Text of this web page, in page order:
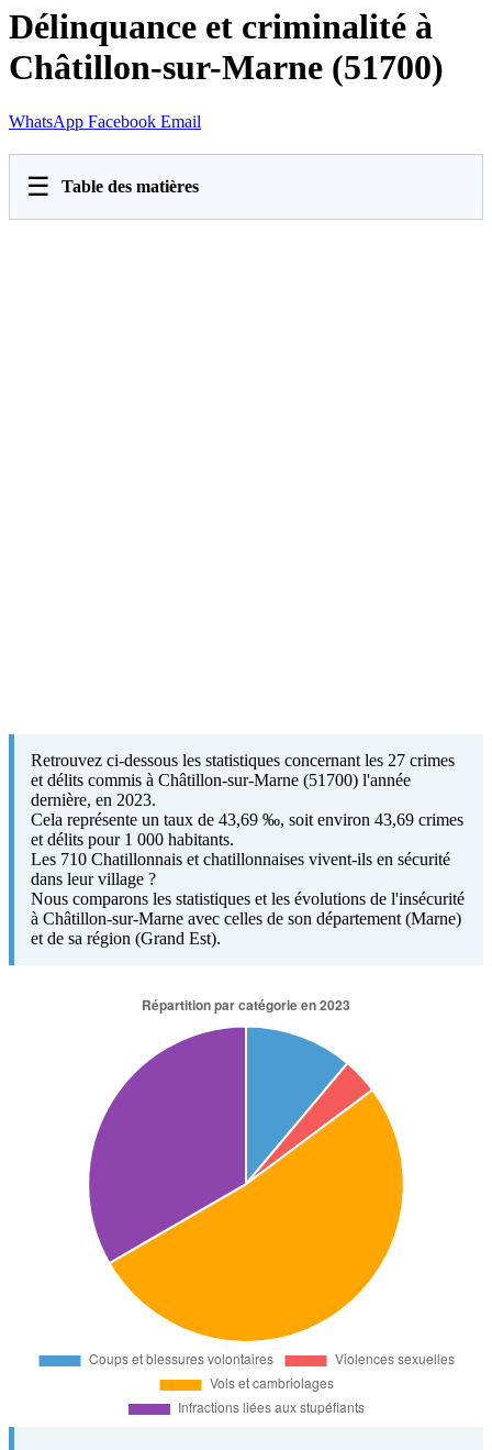
Délinquance et criminalité à
Châtillon-sur-Marne (51700)
WhatsApp Facebook Email
☰ Table des matières
Retrouvez ci-dessous les statistiques concernant les 27 crimes
et délits commis à Châtillon-sur-Marne (51700) l'année
dernière, en 2023.
Cela représente un taux de 43,69 ‰, soit environ 43,69 crimes
et délits pour 1 000 habitants.
Les 710 Chatillonnais et chatillonnaises vivent-ils en sécurité
dans leur village ?
Nous comparons les statistiques et les évolutions de l'insécurité
à Châtillon-sur-Marne avec celles de son département (Marne)
et de sa région (Grand Est).